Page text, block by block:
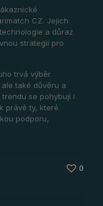
CZ. Jejich
a důraz
strategii pro
trvá výběr
také důvěru a
se pohybují i
právě ty, které
podporu,
0